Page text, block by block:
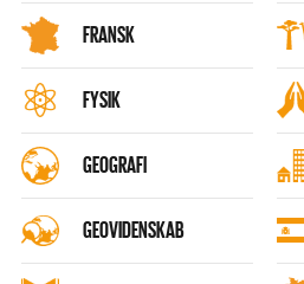
FRANSK
FYSIK
GEOGRAFI
GEOVIDENSKAB